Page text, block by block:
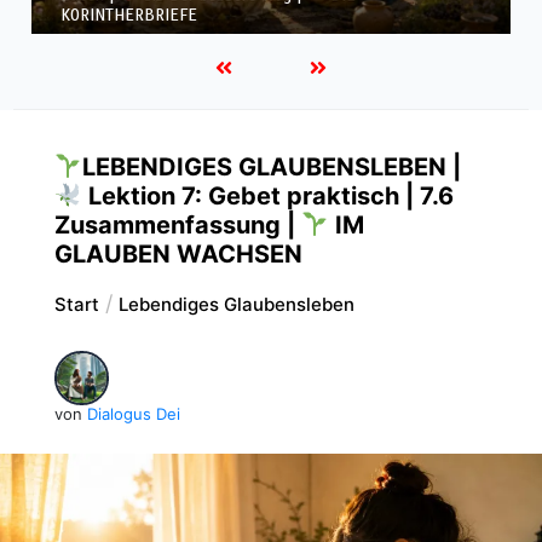
KORINTHERBRIEFE
LEBENDIGES GLAUBENSLEBEN |
Lektion 7: Gebet praktisch | 7.6
Zusammenfassung |
IM
GLAUBEN WACHSEN
Start Lebendiges Glaubensleben
von Dialogus Dei